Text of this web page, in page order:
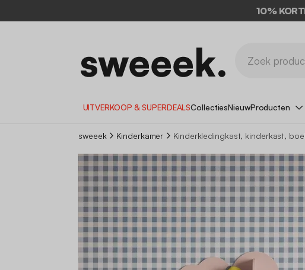
10%
UITVERKOOP & SUPERDEALSCollectiesNieuwProducten
sweeek Kinderkamer Kinderkledingkast, kinderkast,